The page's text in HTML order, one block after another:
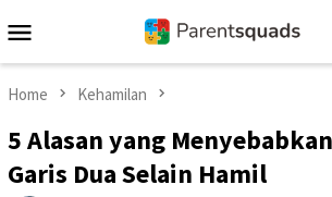
to
Menu
Home Kehamilan
5 Alasan yang
Garis Dua Selain Hamil